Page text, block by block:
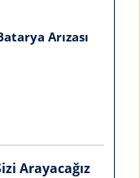
Arızası
Arayacağız